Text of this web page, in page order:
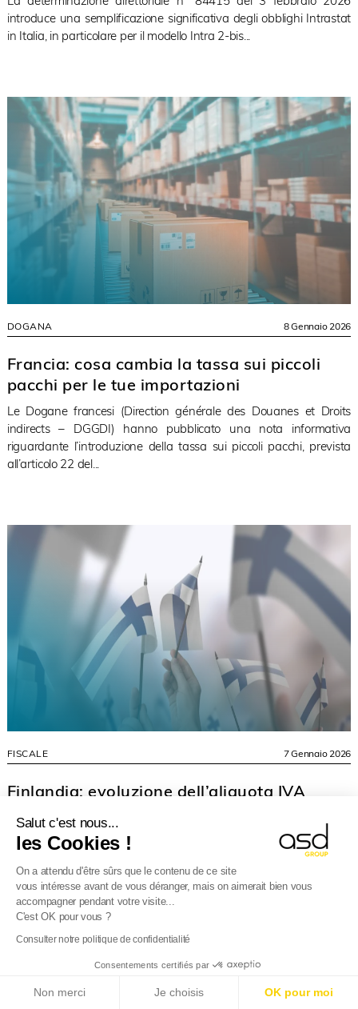
Salut c'est nous...
les Cookies !
On a attendu d'être sûrs que le contenu de ce site
vous intéresse avant de vous déranger, mais on aimerait bien vous
accompagner pendant votre visite...
C'est OK pour vous ?
Consulter notre politique de confidentialité
Consentements certifiés par
Non merci Je choisis OK pour moi
introduce una semplificazione significativa degli obblighi Intrastat
in Italia, in particolare per il modello Intra 2-bis...
DOGANA 8 Gennaio 2026
Francia: cosa cambia la tassa sui piccoli
pacchi per le tue importazioni
Le Dogane francesi (Direction générale des Douanes et Droits
indirects – DGGDI) hanno pubblicato una nota informativa
riguardante l’introduzione della tassa sui piccoli pacchi, prevista
all’articolo 22 del...
FISCALE 7 Gennaio 2026
Finlandia: evoluzione dell’aliquota IVA
Il Parlamento finlandese ha approvato una legge che riduce
il tasso IVA ridotto dal 14% al 13,5% a partire dal 1° gennaio
2026. Questa misura riguarda tutti i...
azienda è estera, preparati!